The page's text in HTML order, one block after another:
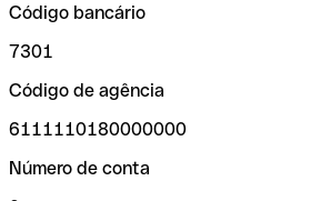
Código bancário
7301
Código de agência
6111110180000000
Número de conta